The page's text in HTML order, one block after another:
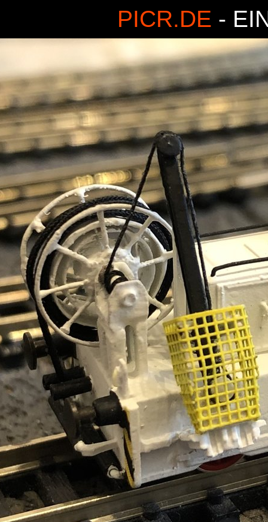
PICR.DE -